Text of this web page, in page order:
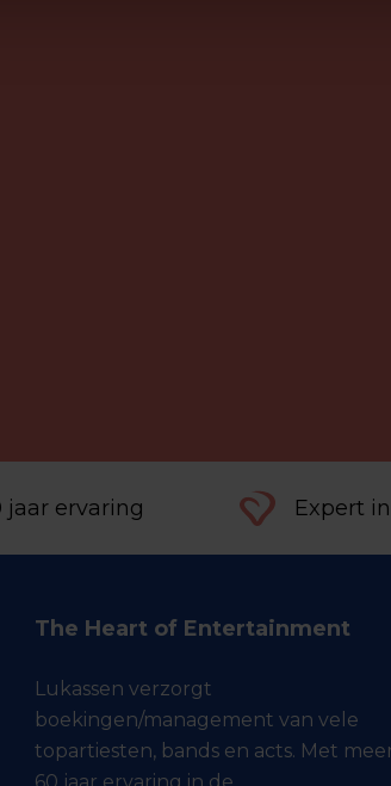
jaar ervaring Expert
The Heart of Entertainment
Lukassen verzorgt
boekingen/management van vele
topartiesten, bands en acts. Met